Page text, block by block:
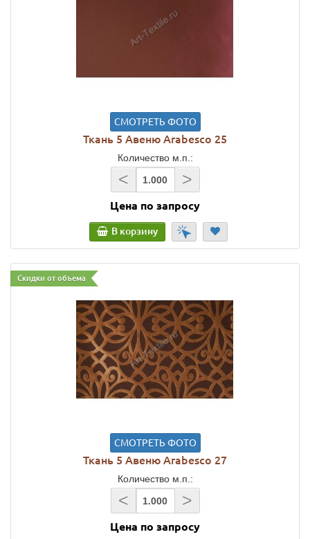
СМОТРЕТЬ ФОТО
Ткань 5 Авеню Arabesco 25
Количество м.п.:
< >
Цена по запросу
В корзину
Скидки от объема
СМОТРЕТЬ ФОТО
Ткань 5 Авеню Arabesco 27
Количество м.п.:
< >
Цена по запросу